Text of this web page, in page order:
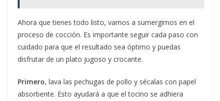
Ahora que tienes todo listo, vamos a sumergirnos en el
proceso de cocción. Es importante seguir cada paso con
cuidado para que el resultado sea óptimo y puedas
disfrutar de un plato jugoso y crocante.
Primero, lava las pechugas de pollo y sécalas con papel
absorbente. Esto ayudará a que el tocino se adhiera